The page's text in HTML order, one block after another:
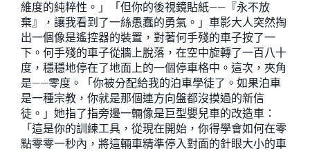
維度的純粹性。」「但你的後視鏡貼紙——『永不放
棄』，讓我看到了一絲愚蠢的勇氣。」車影大人突然掏
出一個像是遙控器的裝置，對著何手殘的車子按了一
下。何手殘的車子從牆上脫落，在空中旋轉了一百八十
度，穩穩地停在了地面上的一個停車格中。這次，夾角
是——零度。「你被分配給我的泊車學徒了。如果泊車
是一種宗教，你就是那個連方向盤都沒摸過的新信
徒。」她指了指旁邊一輛像是巨型嬰兒車的改造車：
「這是你的訓練工具，從現在開始，你得學會如何在零
點零零一秒內，將這輛車精準停入對面的針眼大小的車